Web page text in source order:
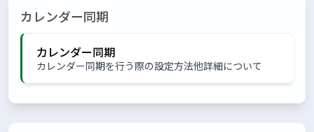
カレンダー同期
カレンダー同期
カレンダー同期を行う際の設定方法他詳細について